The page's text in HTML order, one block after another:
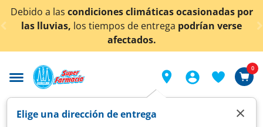
< div class="carousel-inner">
climáticas ocasionadas por
tiempos de entregapodrían verse
¡Ahora
Elige una dirección de entrega ×
0